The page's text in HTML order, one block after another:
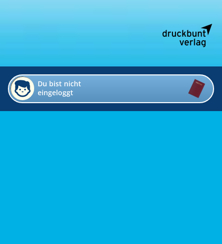
Du bist nicht
eingeloggt